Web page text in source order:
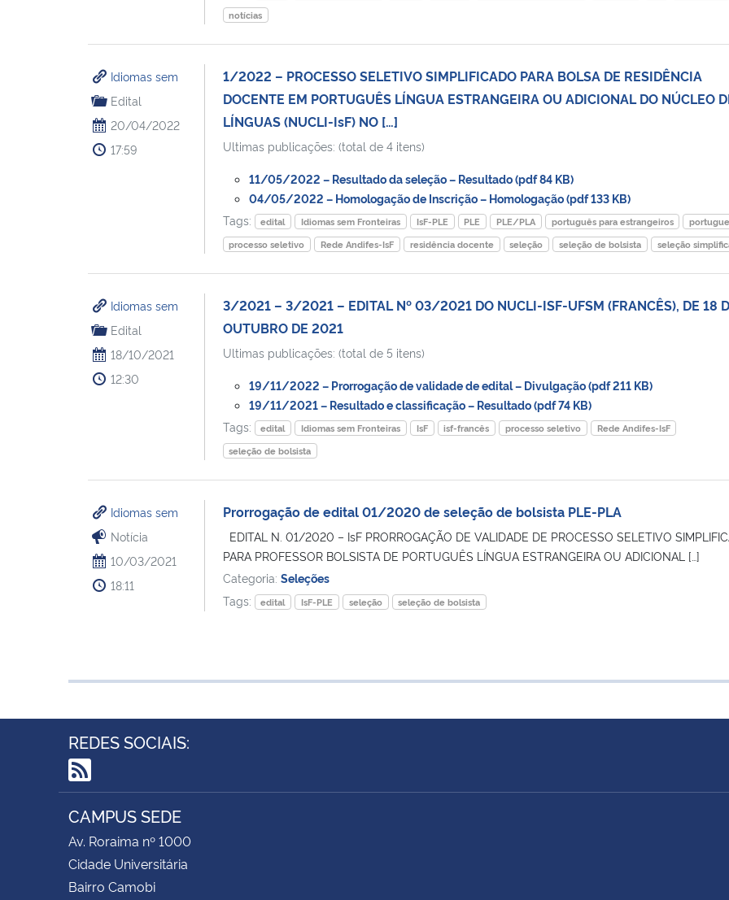
notícias
Idiomas sem
Edital
20/04/2022
17:59
1/2022 – PROCESSO SELETIVO SIMPLIFICADO PARA BOLSA DE RESIDÊNCIA
DOCENTE EM PORTUGUÊS LÍNGUA ESTRANGEIRA OU ADICIONAL DO NÚCLEO
LÍNGUAS (NUCLI-IsF) NO […]
Ultimas publicações: (total de 4 itens)
11/05/2022 – Resultado da seleção – Resultado (pdf 84 KB)
04/05/2022 – Homologação de Inscrição – Homologação (pdf 133 KB)
Tags:
edital Idiomas sem Fronteiras IsF-PLE PLE PLE/PLA português para estrangeiros
processo seletivo
Rede Andifes-IsF residência docente seleção seleção de bolsista seleção
Idiomas sem
Edital
18/10/2021
12:30
3/2021 – 3/2021 – EDITAL Nº 03/2021 DO NUCLI-ISF-UFSM (FRANCÊS), DE 18
OUTUBRO DE 2021
Ultimas publicações: (total de 5 itens)
19/11/2022 – Prorrogação de validade de edital – Divulgação (pdf 211 KB)
19/11/2021 – Resultado e classificação – Resultado (pdf 74 KB)
Tags:
edital Idiomas sem Fronteiras IsF isf-francês processo seletivo
Rede Andifes-IsF
seleção de bolsista
Idiomas sem
Notícia
10/03/2021
18:11
Prorrogação de edital 01/2020 de seleção de bolsista PLE-PLA
EDITAL N. 01/2020 – IsF PRORROGAÇÃO DE VALIDADE DE PROCESSO SELETIVO
PARA PROFESSOR BOLSISTA DE PORTUGUÊS LÍNGUA ESTRANGEIRA OU ADICIONAL […]
Categoria: Seleções
Tags:
edital IsF-PLE seleção seleção de bolsista
REDES SOCIAIS:
RSS
CAMPUS SEDE
Av. Roraima nº 1000
Cidade Universitária
Bairro Camobi